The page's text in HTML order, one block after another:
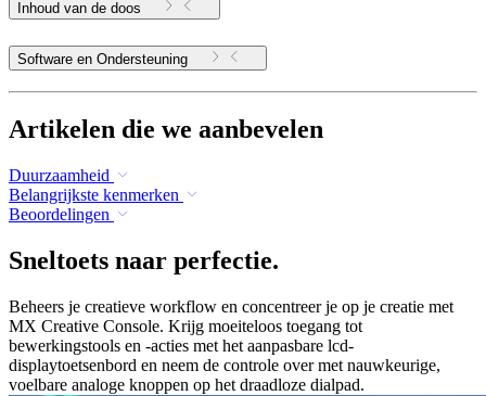
Inhoud van de doos
Software en Ondersteuning
Artikelen die we aanbevelen
Duurzaamheid
Belangrijkste kenmerken
Beoordelingen
Sneltoets naar perfectie.
Beheers je creatieve workflow en concentreer je op je creatie met
MX Creative Console. Krijg moeiteloos toegang tot
bewerkingstools en -acties met het aanpasbare lcd-
displaytoetsenbord en neem de controle over met nauwkeurige,
voelbare analoge knoppen op het draadloze dialpad.